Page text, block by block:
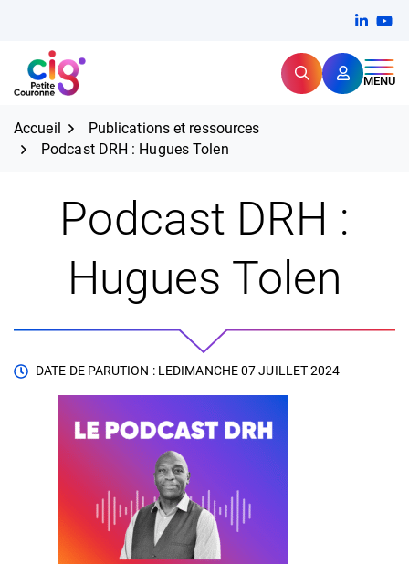
contenu
CIG Petite Couronne RechercherMENU
Expertise et proximité pour
Accueil
Publications et ressources
Podcast DRH : Hugues Tolen
Podcast DRH :
Hugues Tolen
DATE DE PARUTION : LEDIMANCHE 07 JUILLET 2024